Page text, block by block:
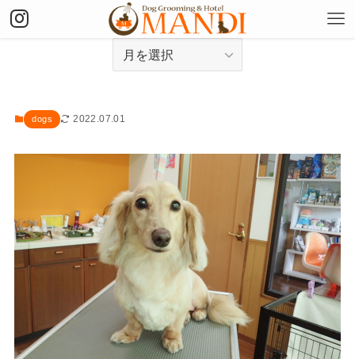
dogs 2022.07.01